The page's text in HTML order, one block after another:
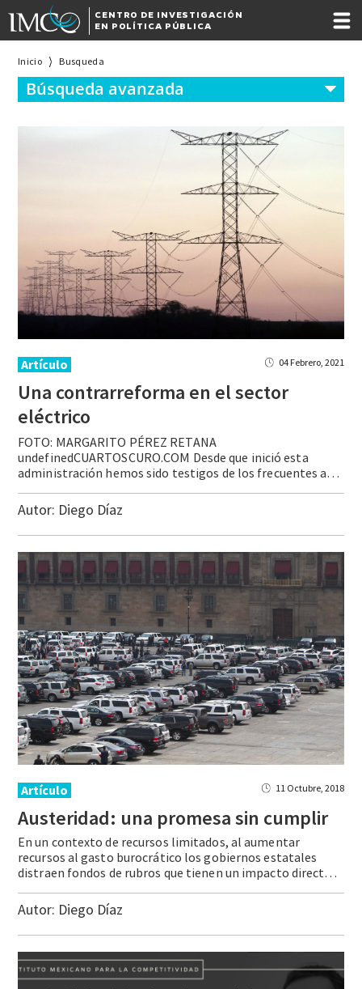
CENTRO DE INVESTIGACIÓN
EN POLÍTICA PÚBLICA
Inicio Busqueda
Búsqueda avanzada
Artículo 04 Febrero, 2021
Una contrarreforma en el sector
eléctrico
FOTO: MARGARITO PÉREZ RETANA
undefinedCUARTOSCURO.COM Desde que inició esta
administración hemos sido testigos de los frecuentes ataques de los que han sido objeto los productores privados de energía. Memorándums, acuerdos e incluso la captura política del órgano regulador del sector (la Comisión Reguladora de Energía –CRE–) han sido hasta ahora artilugios mediante los cuales el … Continue reading Una contrarreforma en el sector eléctrico
Autor: Diego Díaz
Artículo 11 Octubre, 2018
Austeridad: una promesasin cumplir
En un contexto de recursos limitados, al aumentar
recursos al gasto burocrático los gobiernos estatales
distraen fondos de rubros que tienen un impacto directo en la población yundefinedo que contribuyen a incrementar el patrimonio público.
Autor: Diego Díaz